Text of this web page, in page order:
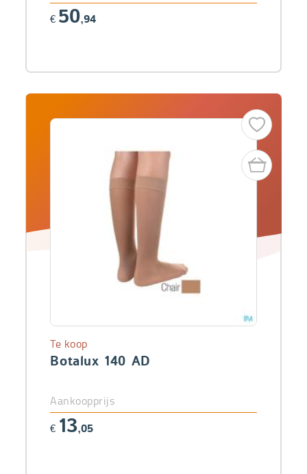
€ 50,94
Botalux 140 AD
Te koop
Aankoopprijs
€ 13,05